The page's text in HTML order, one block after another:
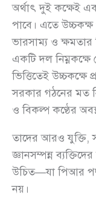
অর্থাৎ দুই কক্ষেই
পাবে। এতে
ভারসাম্য ও ক্ষমতার
একটি দল নিম্নকক্ষে
ভিত্তিতেই উচ্চকক্ষে
সরকার গঠনের মত
ও বিকল্প কণ্ঠের
তাদের আরও যুক্তি,
জ্ঞানসম্পন্ন
উচিত—যা পিআর
নয়।